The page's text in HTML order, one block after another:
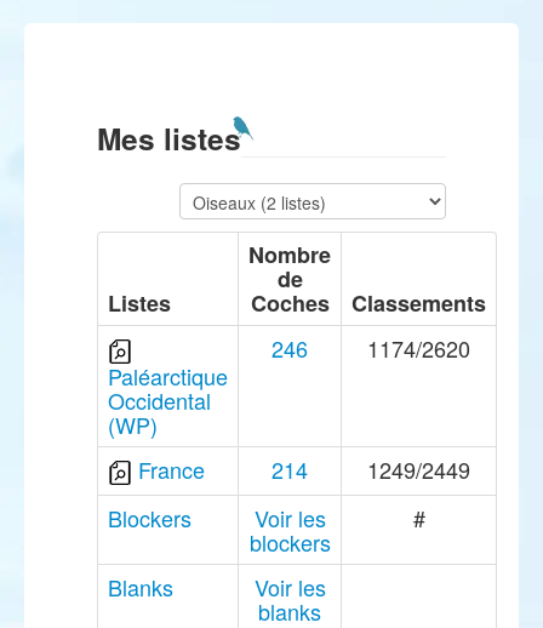
Mes listes
Listes
Nombre
de
Coches Classements
Paléarctique
Occidental
(WP)
246 1174/2620
France 214
1249/2449
Blockers
Voir les
blockers
#
Blanks Voir les
blanks